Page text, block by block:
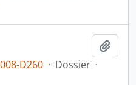
D260 · Dossier ·